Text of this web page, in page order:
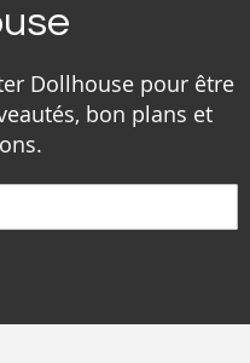
Dollhouse pour être
bon plans et